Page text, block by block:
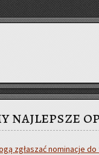
najlepsze
zgła­szać no­mi­na­cje